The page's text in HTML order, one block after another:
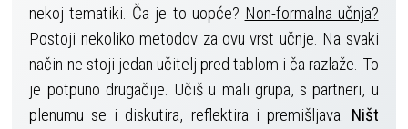
nekoj tematiki. Ča je to uopće? Non-formalna učnja?
Postoji nekoliko metodov za ovu vrst učnje. Na svaki
način ne stoji jedan učitelj pred tablom i ča razlaže. To
je potpuno drugačije. Učiš u mali grupa, s partneri, u
plenumu se i diskutira, reflektira i premišljava. Ništ